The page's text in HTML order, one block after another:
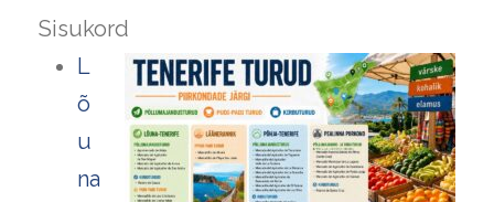
Sisukord
L
õ
u
na